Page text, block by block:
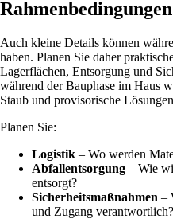
Rahmenbedingungen
Auch kleine Details können
haben. Planen Sie daher
Lagerflächen, Entsorgung und
während der Bauphase im Haus
Staub und provisorische
Planen Sie:
Logistik – Wo werden
Abfallentsorgung – Wie
entsorgt?
Sicherheitsmaßnahmen –
und Zugang verantwortlich?